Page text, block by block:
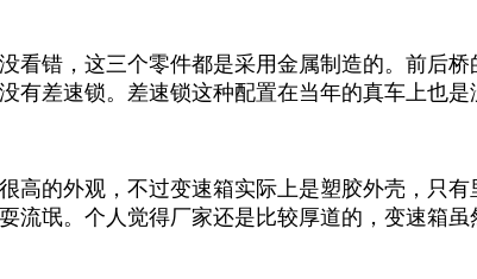
看错，这三个零件都是采用金属制造的。前后
有差速锁。差速锁这种配置在当年的真车上也是
高的外观，不过变速箱实际上是塑胶外壳，只
流氓。个人觉得厂家还是比较厚道的，变速箱